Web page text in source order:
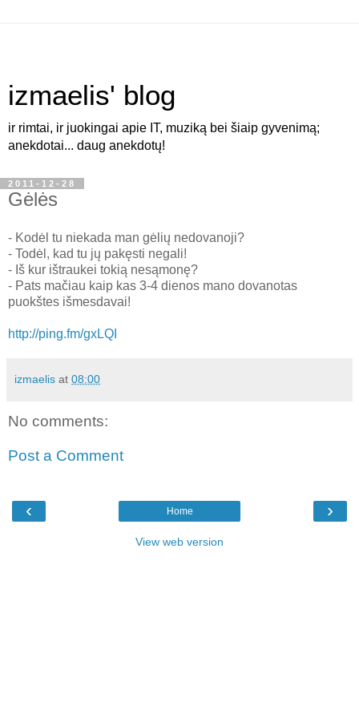
izmaelis' blog
ir rimtai, ir juokingai apie IT, muziką bei šiaip gyvenimą;
anekdotai... daug anekdotų!
2011-12-28
Gėlės
- Kodėl tu niekada man gėlių nedovanoji?
- Todėl, kad tu jų pakęsti negali!
- Iš kur ištraukei tokią nesąmonę?
- Pats mačiau kaip kas 3-4 dienos mano dovanotas
puokštes išmesdavai!
http://ping.fm/gxLQI
izmaelis at 08:00
No comments:
Post a Comment
‹ ›
Home
View web version